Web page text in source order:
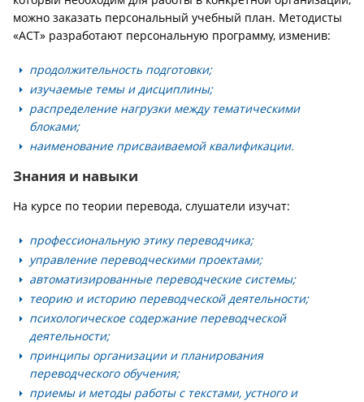
можно заказать персональный учебный план. Методисты
«АСТ» разработают персональную программу, изменив:
продолжительность подготовки;
изучаемые темы и дисциплины;
распределение нагрузки между тематическими
блоками;
наименование присваиваемой квалификации.
Знания и навыки
На курсе по теории перевода, слушатели изучат:
профессиональную этику переводчика;
управление переводческими проектами;
автоматизированные переводческие системы;
теорию и историю переводческой деятельности;
психологическое содержание переводческой
деятельности;
принципы организации и планирования
переводческого обучения;
приемы и методы работы с текстами, устного и